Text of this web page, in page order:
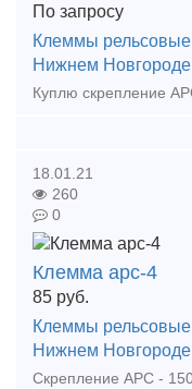
По запросу
Клеммы рельсовые
Нижнем Новгороде
18.01.21
260
0
Клемма арс-4
85 руб.
Клеммы рельсовые
Нижнем Новгороде